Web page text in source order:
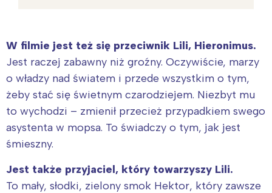
W filmie jest też się przeciwnik Lili, Hieronimus.
Jest raczej zabawny niż groźny. Oczywiście, marzy
o władzy nad światem i przede wszystkim o tym,
żeby stać się świetnym czarodziejem. Niezbyt mu
to wychodzi – zmienił przecież przypadkiem swego
asystenta w mopsa. To świadczy o tym, jak jest
śmieszny.
Jest także przyjaciel, który towarzyszy Lili.
To mały, słodki, zielony smok Hektor, który zawsze